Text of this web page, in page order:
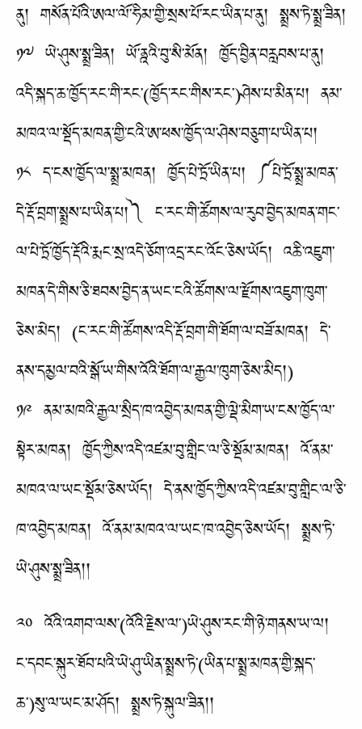
ནུ། གསོན་པོའི་ཨལ་ལོ་ཧིམ་གྱི་སྲས་པོ་རང་ཡིན་པ་ནུ། སྨྲས་ཏེ་སྨྲ་ཟིན།
༡༧ ཡེ་ཤུས་སྨྲ་ཟིན། ཡོ་ནྰའི་བུ་སི་མོན། ཁྱོད་བྱིན་བརླབས་པ་ནུ།
འདི་སྐད་ཆ་ཁྱོད་རང་གི་རང་(ཁྱོད་རང་གིས་རང་)ཤེས་པ་མིན་པ། ནམ་
མཁའ་ལ་སྡོད་མཁན་གྱི་ངའི་ཨ་ཕས་ཁྱོད་ལ་ཤེས་བཅུག་པ་ཡིན་པ།
༡༨ ད་ངས་ཁྱོད་ལ་སྨྲ་མཁན། ཁྱོད་པེ་ཏྲོ་ཡིན་པ། ༼པེ་ཏྲོ་སྨྲ་མཁན་
དེ་རྡོ་བྲག་སྨྲས་པ་ཡིན་པ།༽ ང་རང་གི་ཚོགས་ལ་རུབ་བྱེད་མཁན་གང་
ལ་པེ་ཏྲོ་ཁྱོད་རྡོའི་རྨང་སྲ་འདེ་ཅོག་འདྲ་རང་འོང་ཅེས་ཡོད། འཆི་འཇུག་
མཁན་དེ་གིས་ཅི་ཐབས་བྱེད་ན་ཡང་ངའི་ཚོགས་ལ་རྫོགས་འཇུག་ཁུག་
ཅེས་མེད། (ང་རང་གི་ཚོགས་འདི་རྡོ་བྲག་གི་ཐོག་ལ་བཟོ་མཁན། དེ་
ནས་དམྱལ་བའི་སྒོ་ཡ་གིས་འོའི་ཐོག་ལ་རྒྱལ་ཁུག་ཅེས་མིད།)
༡༩ ནམ་མཁའི་རྒྱལ་སྲིད་ཁ་འབྱེད་མཁན་གྱི་ལྡེ་མིག་ཡ་ངས་ཁྱོད་ལ་
སྟེར་མཁན། ཁྱོད་ཀྱིས་འདི་འཛམ་བུ་གླིང་ལ་ཅི་སྡོམ་མཁན། འོ་ནམ་
མཁའ་ལ་ཡང་སྡོམ་ཅེས་ཡོད། དེ་ནས་ཁྱོད་ཀྱིས་འདི་འཛམ་བུ་གླིང་ལ་ཅི་
ཁ་འབྱེད་མཁན། འོ་ནམ་མཁའ་ལ་ཡང་ཁ་འབྱེད་ཅེས་ཡོད། སྨྲས་ཏེ་
ཡེ་ཤུས་སྨྲ་ཟིན།།
༢༠ འོའི་འགབ་ལས་(འོའི་རྗེས་ལ་)ཡེ་ཤུས་རང་གི་ཉེ་གནས་ཡ་ལ།
ང་དབང་སྐུར་ཐོབ་པའི་ཡེ་ཤུ་ཡིན་སྨྲས་ཏེ་(ཡིན་པ་སྨྲ་མཁན་གྱི་སྐད་
ཆ་)སུ་ལ་ཡང་མ་ཤོད། སྨྲས་ཏེ་སྐུལ་ཟིན།།